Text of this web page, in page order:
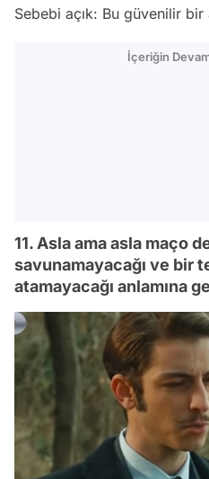
Sebebi açık: Bu güvenilir bir
İçeriğin
11. Asla ama asla maço
savunamayacağı ve bir
atamayacağı anlamına